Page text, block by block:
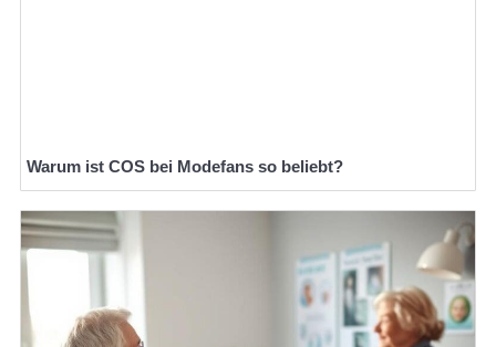
Warum ist COS bei Modefans so beliebt?